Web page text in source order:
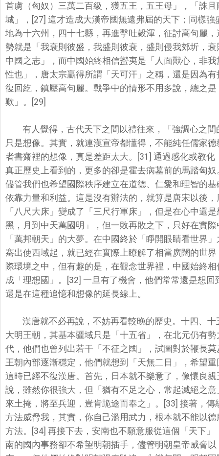
首虜（匈奴）三萬二百級，獲五王，五王母」，「誅
城」，[27] 這才造成大漢帝國無遠弗屆的天下；同樣
地為十六州，四十七縣，再進擊吐穀渾， 征討高句麗
勢就是「我衰則彼盛，我盛則彼衰， 盛則侵我郊圻，
中國之志」，而中國始終相信蠻夷是「人面獸心，非我
性也」，唐太宗贏得所謂「 天可汗」之稱，還是因為
復回紇，鎮壓高句麗。戰爭中的情形不用多說， 總之是
歎」。[29]
有人覺得，古代天下之間以禮往來，「強調心之間
只是想像。其實， 就連漢宣帝都懂得，不能純任儒家
者書齋裡的想像，真是差距太大。[31] 通過感化或教
真正歷史上看到的，更多的卻是霍去病墓前的馬踏匈奴
儘管我們也希望國際秩序建立在道德、仁愛和理智的基
依靠力量和利益。 這是沒有辦法的，就算是唐宋以後，
「八尺大床」變成了「 三尺行軍床」，但是在心中還
黑，月到中天萬國明」，但一敗再敗之下， 只好在實
「 萬邦朝天」的大夢。在中國終於「睜開眼睛看世界」
騫出使西域起， 就已經在實際上瞭解了相當廣闊的世
際環境之中，但有趣的是，在觀念世界裡， 中國始終
成「 理想國」。[32] 一旦有了機會，他們常常還是想
還是在這種追憶和想像的延長線上。
漢唐就不必再說，不妨再看較晚的歷史。十四、十
大明王朝，其基本疆域只是「 十五省」，在北元仍有
代，他們也曾列出若干「不征之國」， 試圖對於鞭長
王朝內部逐漸穩定，他們就想到「天無二日」，希望重
這時已經不復漢唐。首先， 日本就不樂意了，像懷良
說，雖然你很強大，但「猶有不足之心， 常起滅絕之
來土掩， 將至兵迎，豈肯跪途而奉之」。[33] 接著，
方法威脅我， 其實，你自己濫用武力，根本就不能以
方法。[34] 再接下去，安南也不願意服從這個「天下」
南的國內事務卻不希望明朝插手，儘管明朝皇帝威脅以